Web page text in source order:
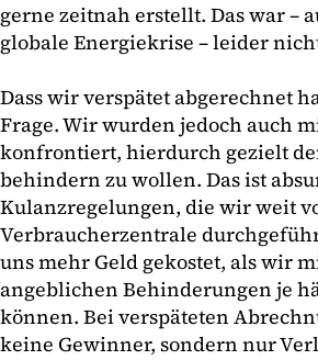
gerne zeitnah erstellt. Das war –
globale Energiekrise – leider
Dass wir verspätet abgerechnet
Frage. Wir wurden jedoch auch
konfrontiert, hierdurch gezielt
behindern zu wollen. Das ist
Kulanzregelungen, die wir weit
Verbraucherzentrale
uns mehr Geld gekostet, als wir
angeblichen Behinderungen je
können. Bei verspäteten
keine Gewinner, sondern nur